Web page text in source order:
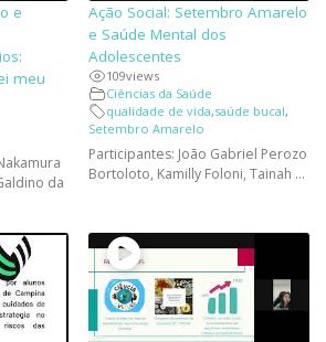
e
meu
da
Ação Social: Setembro Amarelo
e Saúde Mental dos
Adolescentes
109views
Ciências da Saúde
qualidade de vida,saúde bucal,
Setembro Amarelo
Participantes: João Gabriel Perozo
Bortoloto, Kamilly Foloni, Tainah ...